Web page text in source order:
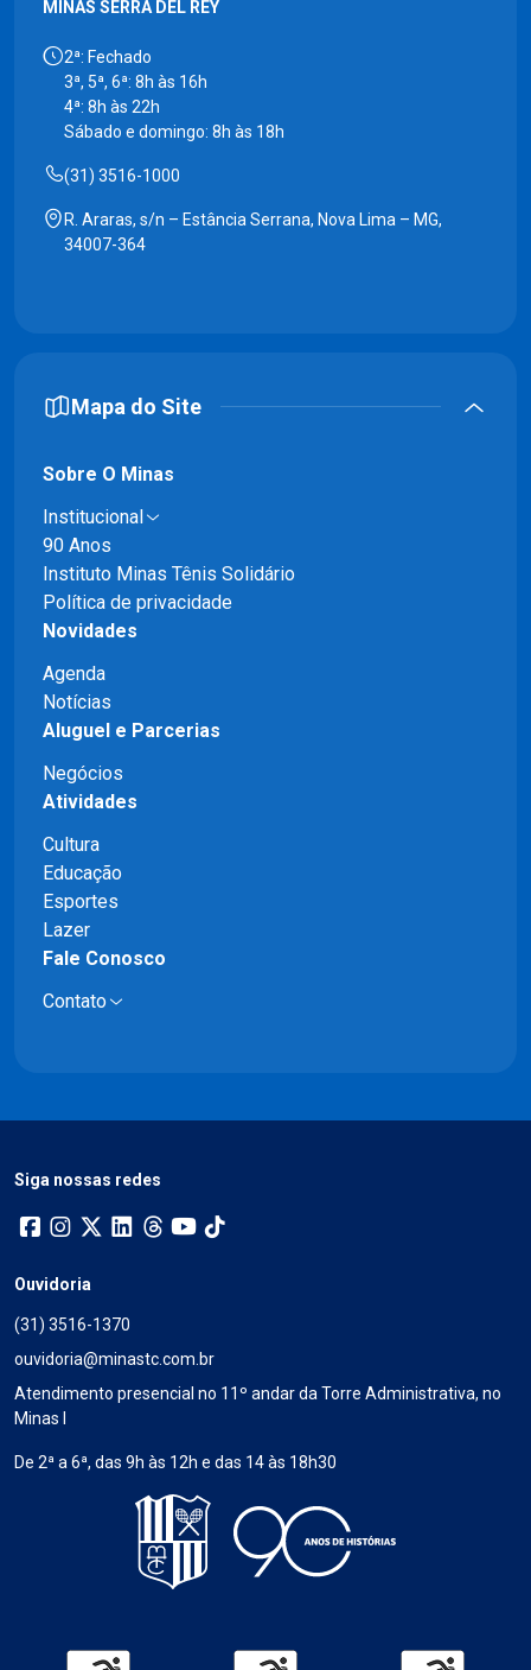
MINAS SERRA DEL REY
2ª: Fechado
3ª, 5ª, 6ª: 8h às 16h
4ª: 8h às 22h
Sábado e domingo: 8h às 18h
(31) 3516-1000
R. Araras, s/n – Estância Serrana, Nova Lima – MG,
34007-364
Mapa do Site
Sobre O Minas
Institucional
90 Anos
Instituto Minas Tênis Solidário
Política de privacidade
Novidades
Agenda
Notícias
Aluguel e Parcerias
Negócios
Atividades
Cultura
Educação
Esportes
Lazer
Fale Conosco
Contato
Siga nossas redes
Ouvidoria
(31) 3516-1370
ouvidoria@minastc.com.br
Atendimento presencial no 11º andar da Torre Administrativa, no
Minas I
De 2ª a 6ª, das 9h às 12h e das 14 às 18h30